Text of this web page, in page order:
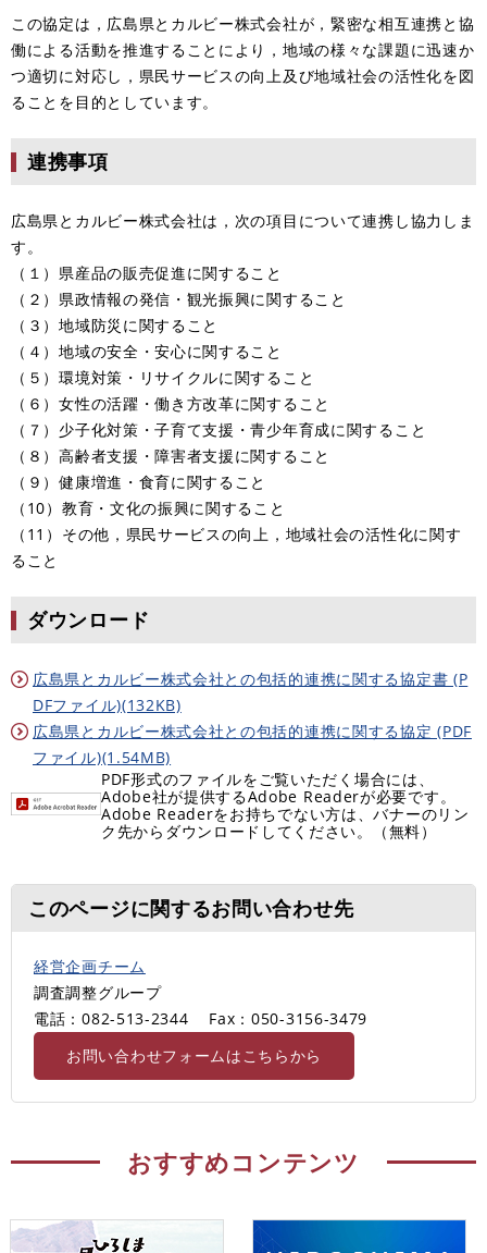
この協定は，広島県とカルビー株式会社が，緊密な相互連携と協
働による活動を推進することにより，地域の様々な課題に迅速か
つ適切に対応し，県民サービスの向上及び地域社会の活性化を図
ることを目的としています。
連携事項
広島県とカルビー株式会社は，次の項目について連携し協力しま
す。
（１）県産品の販売促進に関すること
（２）県政情報の発信・観光振興に関すること
（３）地域防災に関すること
（４）地域の安全・安心に関すること
（５）環境対策・リサイクルに関すること
（６）女性の活躍・働き方改革に関すること
（７）少子化対策・子育て支援・青少年育成に関すること
（８）高齢者支援・障害者支援に関すること
（９）健康増進・食育に関すること
（10）教育・文化の振興に関すること
（11）その他，県民サービスの向上，地域社会の活性化に関す
ること
ダウンロード
広島県とカルビー株式会社との包括的連携に関する協定書 (P
DFファイル)(132KB)
広島県とカルビー株式会社との包括的連携に関する協定 (PDF
ファイル)(1.54MB)
PDF形式のファイルをご覧いただく場合には、
Adobe社が提供するAdobe Readerが必要です。
Adobe Readerをお持ちでない方は、バナーのリン
ク先からダウンロードしてください。（無料）
このページに関するお問い合わせ先
経営企画チーム
調査調整グループ
電話：082-513-2344
Fax：050-3156-3479
お問い合わせフォームはこちらから
おすすめコンテンツ